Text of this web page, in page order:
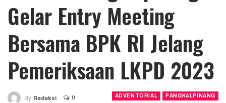
Gelar Entry Meeting
Bersama BPK RI Jelang
Pemeriksaan LKPD 2023
ADVENTORIAL PANGKALPINANG
By Redaksi 0